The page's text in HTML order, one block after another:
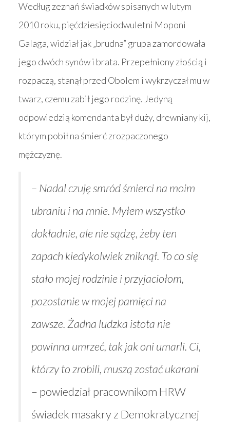
Według zeznań świadków spisanych w lutym
2010 roku, pięćdziesięciodwuletni Moponi
Galaga, widział jak „brudna” grupa zamordowała
jego dwóch synów i brata. Przepełniony złością i
rozpaczą, stanął przed Obolem i wykrzyczał mu w
twarz, czemu zabił jego rodzinę. Jedyną
odpowiedzią komendanta był duży, drewniany kij,
którym pobił na śmierć zrozpaczonego
mężczyznę.
– Nadal czuję smród śmierci na moim
ubraniu i na mnie. Myłem wszystko
dokładnie, ale nie sądzę, żeby ten
zapach kiedykolwiek zniknął. To co się
stało mojej rodzinie i przyjaciołom,
pozostanie w mojej pamięci na
zawsze. Żadna ludzka istota nie
powinna umrzeć, tak jak oni umarli. Ci,
którzy to zrobili, muszą zostać ukarani
– powiedział pracownikom HRW
świadek masakry z Demokratycznej